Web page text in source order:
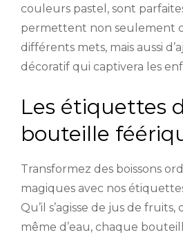
couleurs pastel, sont
permettent non seulement
différents mets, mais aussi
décoratif qui captivera les
Les étiquettes
bouteille
Transformez des boissons
magiques avec nos
Qu’il s’agisse de jus de
même d’eau, chaque